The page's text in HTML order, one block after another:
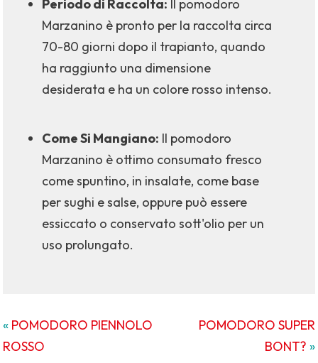
Periodo di Raccolta: Il pomodoro
Marzanino è pronto per la raccolta circa
70-80 giorni dopo il trapianto, quando
ha raggiunto una dimensione
desiderata e ha un colore rosso intenso.
Come Si Mangiano: Il pomodoro
Marzanino è ottimo consumato fresco
come spuntino, in insalate, come base
per sughi e salse, oppure può essere
essiccato o conservato sott'olio per un
uso prolungato.
« POMODORO PIENNOLO
ROSSO
POMODORO SUPER
BONT? »